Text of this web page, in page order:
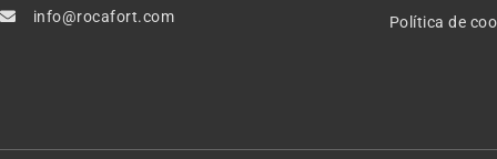
info@rocafort.com
Política de